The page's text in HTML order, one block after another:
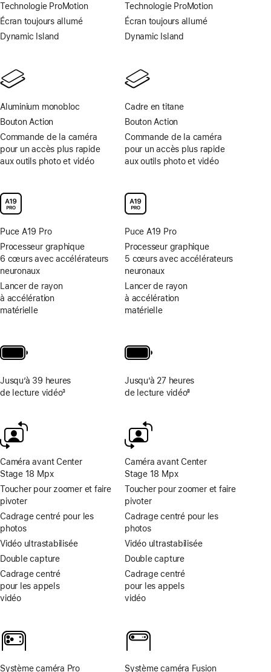
Note
de
bas
de
Technologie ProMotion
Écran toujours allumé
Dynamic Island
Aluminium monobloc
Bouton Action
Commande de la caméra
pour un accès plus rapide
aux outils photo et vidéo
Puce A19 Pro
Processeur graphique
6 cœurs avec accélérateurs
neuronaux
Lancer de rayon
à accélération
matérielle
Jusqu’à 39 heures
de lecture vidéo
bas
de
3
Caméra avant Center
Stage 18 Mpx
Toucher pour zoomer et faire
pivoter
Cadrage centré pour les
photos
Vidéo ultrastabilisée
Double capture
Cadrage centré
pour les appels
vidéo
Système caméra Pro
Note
de
bas
de
Technologie ProMotion
Écran toujours allumé
Dynamic Island
Cadre en titane
Bouton Action
Commande de la caméra
pour un accès plus rapide
aux outils photo et vidéo
Puce A19 Pro
Processeur graphique
5 cœurs avec accélérateurs
neuronaux
Lancer de rayon
à accélération
matérielle
Jusqu’à 27 heures
de lecture vidéo
bas
de
8
Caméra avant Center
Stage 18 Mpx
Toucher pour zoomer et faire
pivoter
Cadrage centré pour les
photos
Vidéo ultrastabilisée
Double capture
Cadrage centré
pour les appels
vidéo
Système caméra Fusion